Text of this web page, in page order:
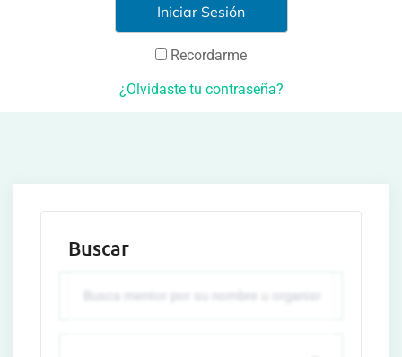
Recordarme
¿Olvidaste tu contraseña?
Buscar